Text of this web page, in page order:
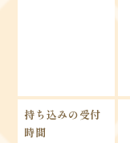
持ち込みの受付
時間